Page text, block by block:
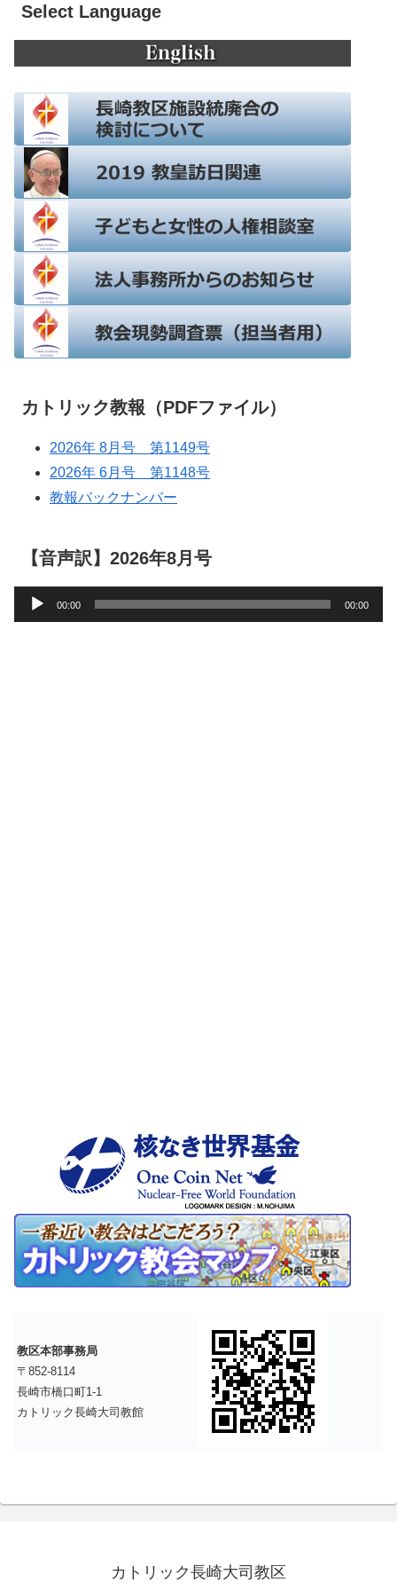
Select Language
カトリック教報（PDFファイル）
2026年 8月号 第1149号
2026年 6月号 第1148号
教報バックナンバー
【音声訳】2026年8月号
声
00:00 00:00
教区本部事務局
〒852-8114
長崎市橋口町1-1
カトリック長崎大司教館
カトリック長崎大司教区